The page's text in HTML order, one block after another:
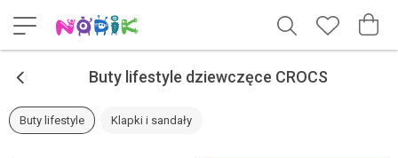
< Buty lifestyle dziewczęce CROCS
Buty lifestyle Klapki i sandały